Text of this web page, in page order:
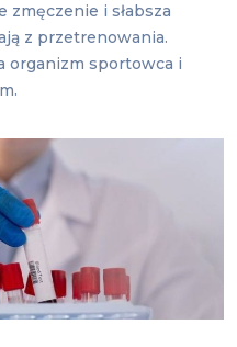
zmęczenie i słabsza
z przetrenowania.
organizm sportowca i